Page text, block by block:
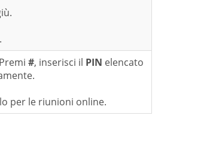
#, inserisci il PIN elencato
per le riunioni online.